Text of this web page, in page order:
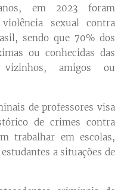
em 2023 foram
sexual contra
sendo que 70% dos
ou conhecidas das
amigos ou
de professores visa
de crimes contra
trabalhar em escolas,
a situações de